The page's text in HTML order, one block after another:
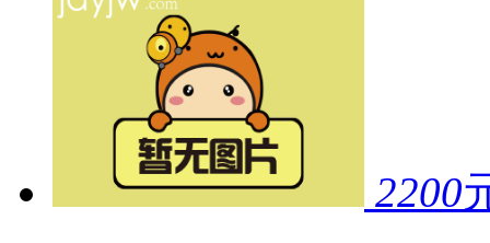
2200